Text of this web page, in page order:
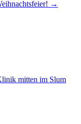
→
mitten im Slum